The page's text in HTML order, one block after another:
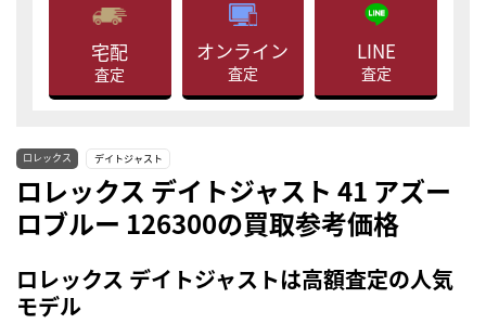
宅配
査定
オンライン
査定
LINE
査定
ロレックス デイトジャスト
ロレックス デイトジャスト 41 アズー
ロブルー 126300の買取参考価格
ロレックス デイトジャストは高額査定の人気
モデル